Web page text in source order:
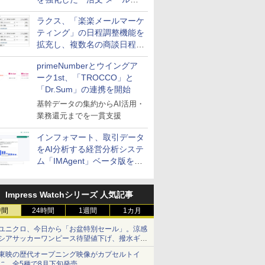
送信防止アドインサービス」
を提供
ラクス、「楽楽メールマーケ
ティング」の日程調整機能を
拡充し、複数名の商談日程調
整を効率化
primeNumberとウイングア
ーク1st、「TROCCO」と
「Dr.Sum」の連携を開始
基幹データの集約からAI活用・
業務還元までを一貫支援
インフォマート、取引データ
をAI分析する経営分析システ
ム「IMAgent」ベータ版を提
Impress Watchシリーズ 人気記事
24時間 1週間 1カ月
ニクロ、今日から「お盆特別セール」。涼感
アサッカーワンピース待望値下げ、撥水ギア
ョーツは1990円に
映の歴代オープニング映像がカプセルトイ